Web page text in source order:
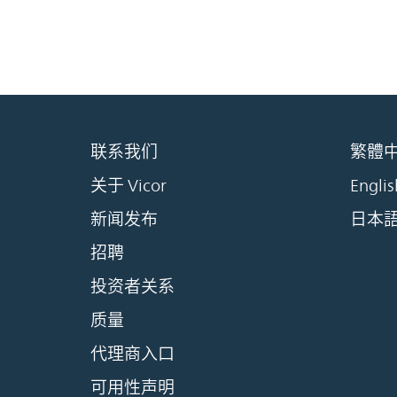
联系我们
关于 Vicor
新闻发布
招聘
投资者关系
质量
代理商入口
可用性声明
繁體
日本